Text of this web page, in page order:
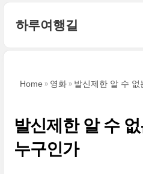
하루여행길
Home 영화 발신제한 알 수
발신제한 알 수
누구인가